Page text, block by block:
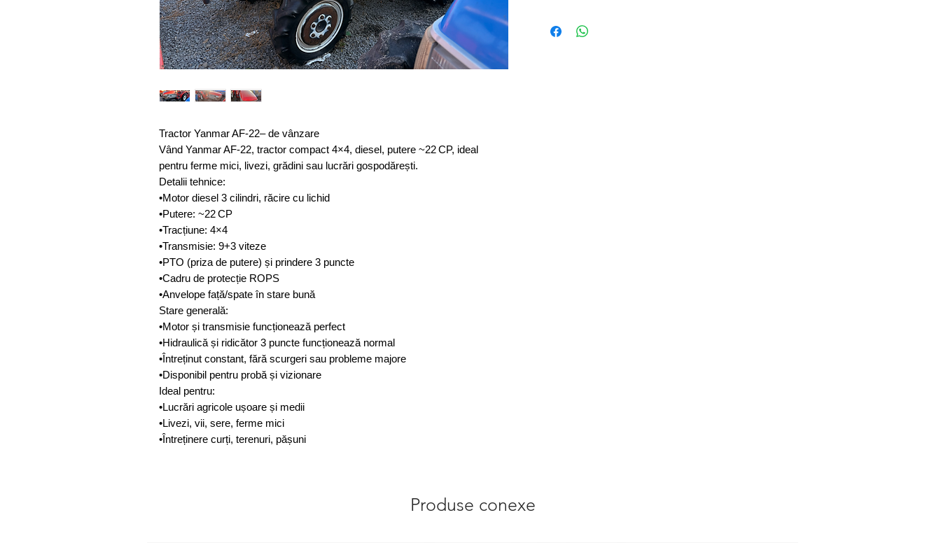
Tractor Yanmar AF-22– de vânzare
Vând Yanmar AF-22, tractor compact 4×4, diesel, putere ~22 CP, ideal
pentru ferme mici, livezi, grădini sau lucrări gospodărești.
Detalii tehnice:
•Motor diesel 3 cilindri, răcire cu lichid
•Putere: ~22 CP
•Tracțiune: 4×4
•Transmisie: 9+3 viteze
•PTO (priza de putere) și prindere 3 puncte
•Cadru de protecție ROPS
•Anvelope față/spate în stare bună
Stare generală:
•Motor și transmisie funcționează perfect
•Hidraulică și ridicător 3 puncte funcționează normal
•Întreținut constant, fără scurgeri sau probleme majore
•Disponibil pentru probă și vizionare
Ideal pentru:
•Lucrări agricole ușoare și medii
•Livezi, vii, sere, ferme mici
•Întreținere curți, terenuri, pășuni
Produse conexe